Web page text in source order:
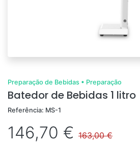
Preparação de Bebidas • Preparação
Batedor de Bebidas 1 litro
Referência: MS-1
146,70 € 163,00 €